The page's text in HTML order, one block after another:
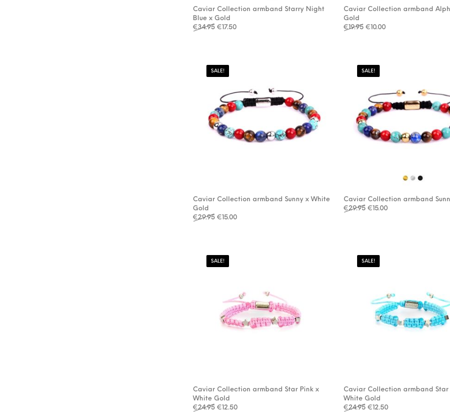
Caviar Collection armband Starry Night
Blue x Gold
€34.95 Oorspronkelijke prijs was: €34.95.
€17.50Huidige prijs is: €17.50.
Caviar Collection armband
Gold
€19.95 Oorspronkelijke prijs was:
€10.00Huidige prijs is:
SALE!
Caviar Collection armband Sunny x White
Gold
€29.95 Oorspronkelijke prijs was: €29.95.
€15.00Huidige prijs is: €15.00.
SALE!
Caviar Collection armband
€29.95 Oorspronkelijke prijs was:
€15.00Huidige prijs is:
SALE!
Caviar Collection armband Star Pink x
White Gold
€24.95 Oorspronkelijke prijs was: €24.95.
€12.50Huidige prijs is: €12.50.
SALE!
Caviar Collection armband Star
White Gold
€24.95 Oorspronkelijke prijs was:
€12.50Huidige prijs is: